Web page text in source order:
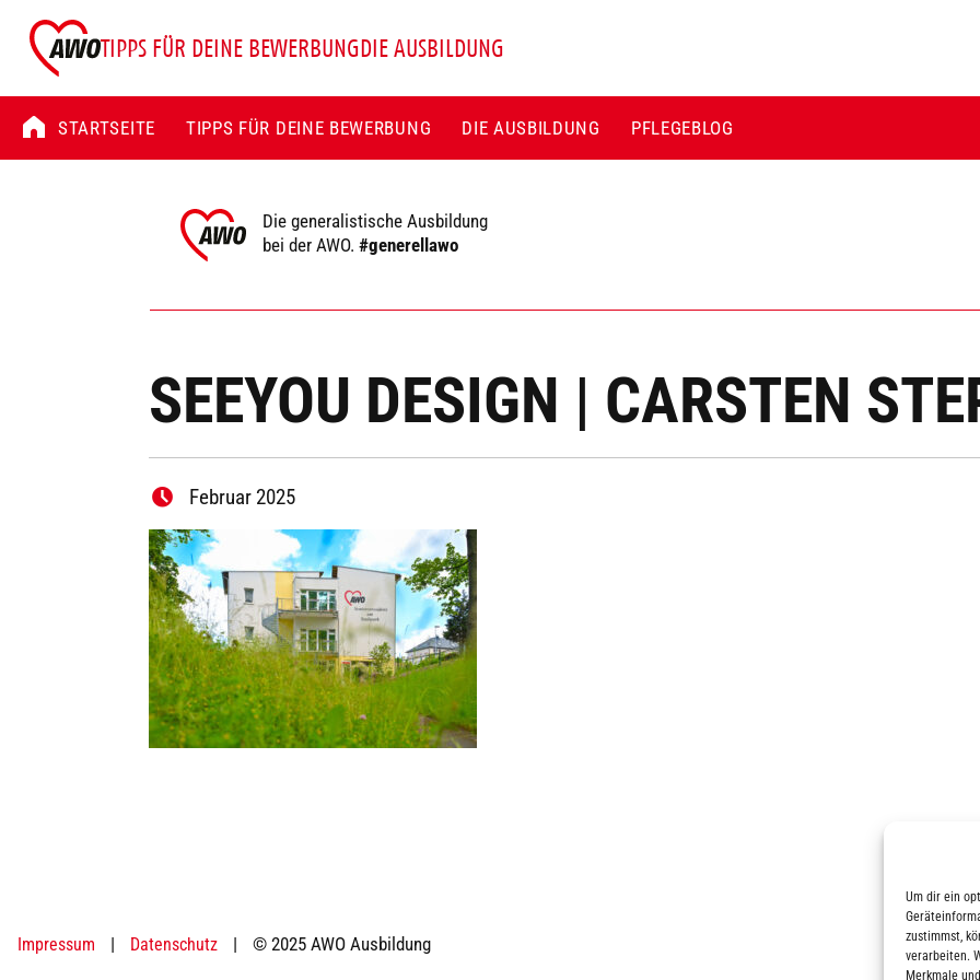
Um dir ein
zustimmst,
verarbeiten.
Merkmale
TIPPS FÜR DEINE BEWERBUNGDIE AUSBILDUNG
STARTSEITE TIPPS FÜR DEINE BEWERBUNG DIE AUSBILDUNG PFLEGEBLOG
Die generalistische Ausbildung
bei der AWO. #generellawo
SEEYOU DESIGN | CARSTEN
Februar 2025
Impressum | Datenschutz | © 2025 AWO Ausbildung